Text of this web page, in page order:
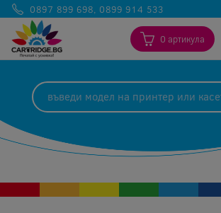
0897 899 698, 0899 914 533
0 артикула